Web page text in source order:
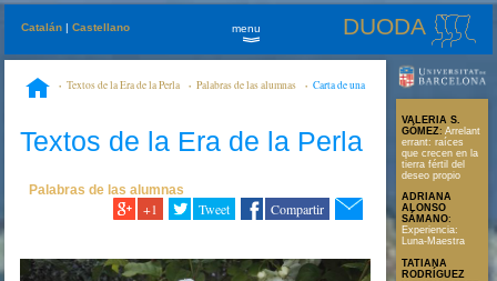
Catalán |Castellano DUODA
menu
»
Textos de la Era de la Perla Palabras de las alumnas
Carta de una
Textos de la Era de la Perla
Palabras de las alumnas
+1 Tweet Compartir
VALERIA S.
GÓMEZ: Arrelant
errant: raíces
que crecen en la
tierra fértil del
deseo propio
ADRIANA
ALONSO
SÁMANO:
Experiencia:
Luna-Maestra
TATIANA
RODRÍGUEZ